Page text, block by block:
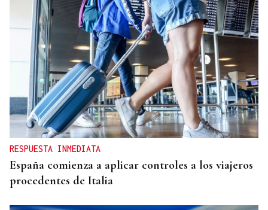
RESPUESTA INMEDIATA
España comienza a aplicar controles a los viajeros
procedentes de Italia